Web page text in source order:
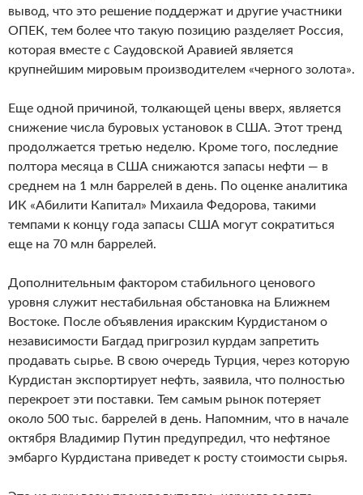
вывод, что это решение поддержат и другие участники
ОПЕК, тем более что такую позицию разделяет Россия,
которая вместе с Саудовской Аравией является
крупнейшим мировым производителем «черного золота».
Еще одной причиной, толкающей цены вверх, является
снижение числа буровых установок в США. Этот тренд
продолжается третью неделю. Кроме того, последние
полтора месяца в США снижаются запасы нефти — в
среднем на 1 млн баррелей в день. По оценке аналитика
ИК «Абилити Капитал» Михаила Федорова, такими
темпами к концу года запасы США могут сократиться
еще на 70 млн баррелей.
Дополнительным фактором стабильного ценового
уровня служит нестабильная обстановка на Ближнем
Востоке. После объявления иракским Курдистаном о
независимости Багдад пригрозил курдам запретить
продавать сырье. В свою очередь Турция, через которую
Курдистан экспортирует нефть, заявила, что полностью
перекроет эти поставки. Тем самым рынок потеряет
около 500 тыс. баррелей в день. Напомним, что в начале
октября Владимир Путин предупредил, что нефтяное
эмбарго Курдистана приведет к росту стоимости сырья.